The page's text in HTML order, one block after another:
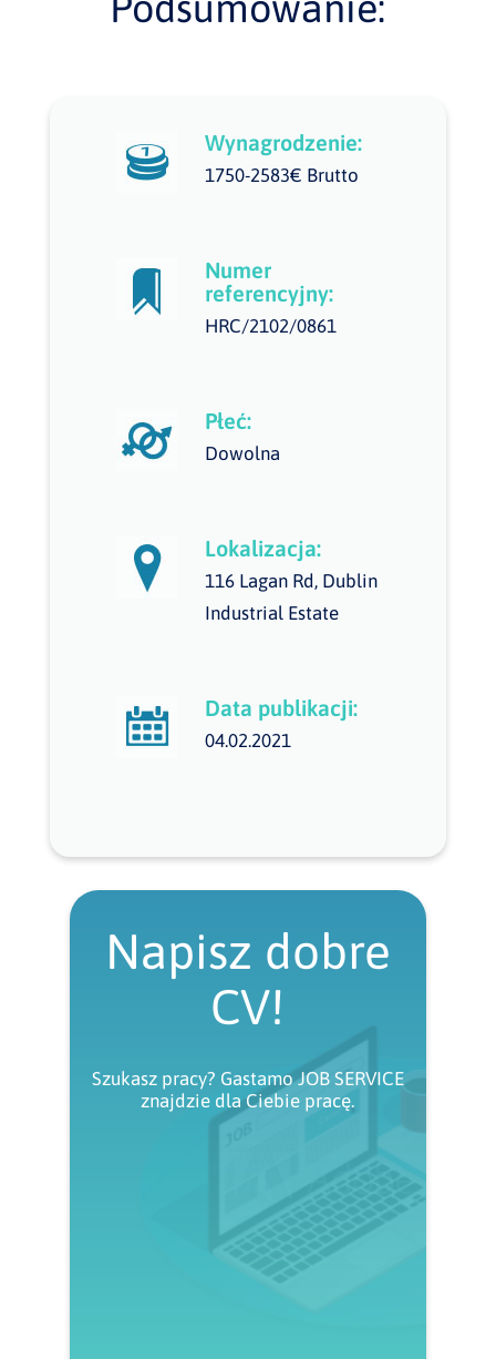
Wynagrodzenie:
1750-2583€ Brutto
Numer
referencyjny:
HRC/2102/0861
Płeć:
Dowolna
Lokalizacja:
116 Lagan Rd, Dublin
Industrial Estate
Data publikacji:
04.02.2021
Napisz dobre
CV!
Szukasz pracy? Gastamo JOB SERVICE
znajdzie dla Ciebie pracę.